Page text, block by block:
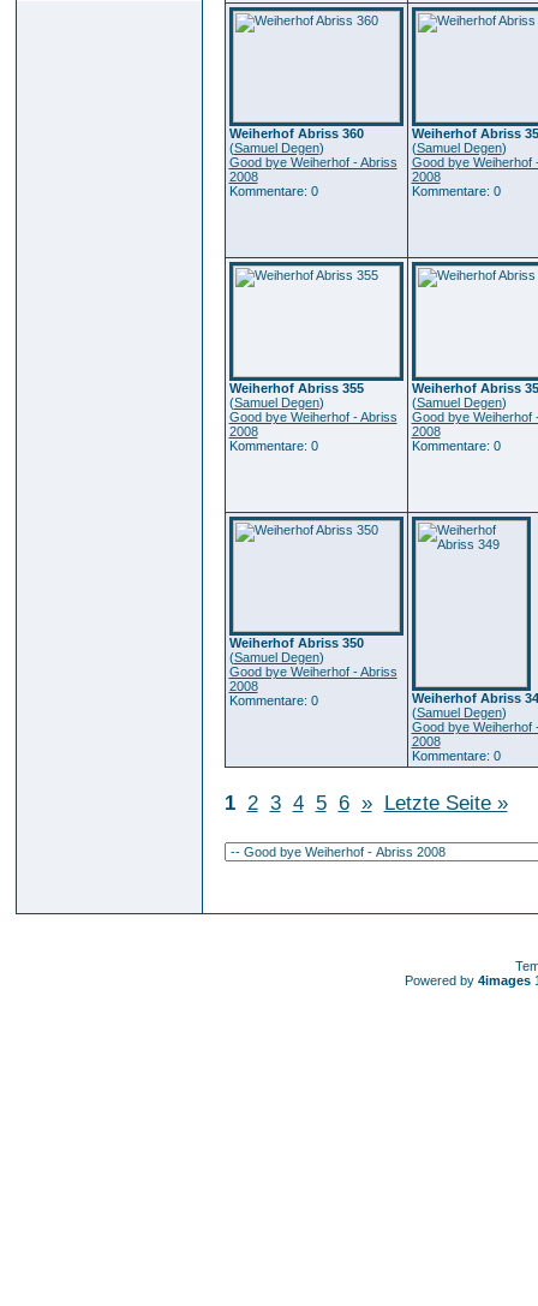
Weiherhof Abriss 360
(Samuel Degen)
Good bye Weiherhof - Abriss
2008
Kommentare: 0
Weiherhof Abriss
(Samuel Degen)
Good bye Weiherhof
2008
Kommentare: 0
Weiherhof Abriss 355
(Samuel Degen)
Good bye Weiherhof - Abriss
2008
Kommentare: 0
Weiherhof Abriss
(Samuel Degen)
Good bye Weiherhof
2008
Kommentare: 0
Weiherhof Abriss 350
(Samuel Degen)
Good bye Weiherhof - Abriss
2008
Kommentare: 0
Weiherhof Abriss
(Samuel Degen)
Good bye Weiherhof
2008
Kommentare: 0
1 2 3 4 5 6 » Letzte Seite »
Powered by 4images